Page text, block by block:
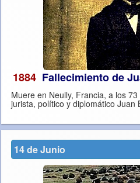
1884 Fallecimiento de
Muere en Neully, Francia, a los
14 de Junio